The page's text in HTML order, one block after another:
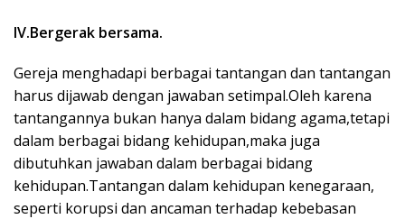
IV.Bergerak bersama.
Gereja menghadapi berbagai tantangan dan tantangan
harus dijawab dengan jawaban setimpal.Oleh karena
tantangannya bukan hanya dalam bidang agama,tetapi
dalam berbagai bidang kehidupan,maka juga
dibutuhkan jawaban dalam berbagai bidang
kehidupan.Tantangan dalam kehidupan kenegaraan,
seperti korupsi dan ancaman terhadap kebebasan